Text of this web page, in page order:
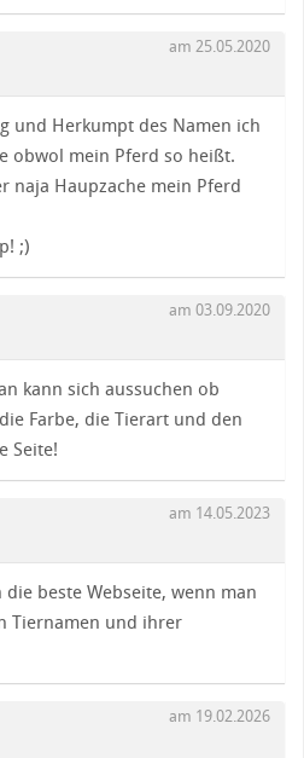
am 25.05.2020
und Herkumpt des Namen ich
obwol mein Pferd so heißt.
naja Haupzache mein Pferd
;)
am 03.09.2020
kann sich aussuchen ob
Farbe, die Tierart und den
Seite!
am 14.05.2023
beste Webseite, wenn man
Tiernamen und ihrer
am 19.02.2026